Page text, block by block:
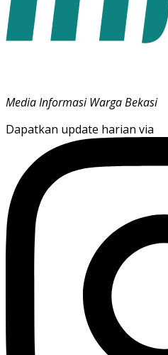
Media Informasi Warga Bekasi
Dapatkan update harian via